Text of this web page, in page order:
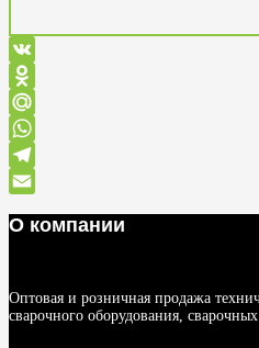
VK
Odnoklassniki
Mail.Ru
WhatsApp
Telegram
О компании
Оптовая и розничная продажа
сварочного оборудования,